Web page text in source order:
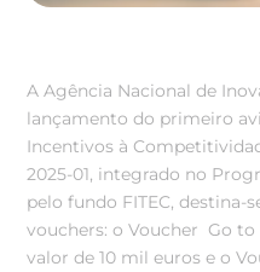
A Agência Nacional de
lançamento do primeiro
Incentivos à
2025-01, integrado no
pelo fundo FITEC, destina-
vouchers: o Voucher Go
valor de 10 mil euros e o